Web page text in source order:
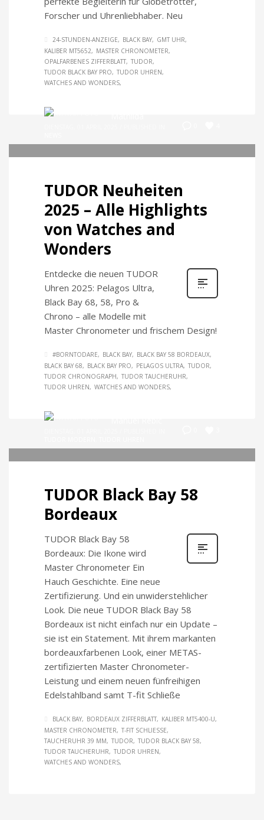
Forscher und Uhrenliebhaber. Neu
24-STUNDEN-ANZEIGE BLACK BAY
GMT UHR
KALIBER MT5652
MASTER CHRONOMETER
OPALFARBENES ZIFFERBLATT TUDOR
TUDOR BLACK BAY PRO
TUDOR UHREN
WATCHES AND WONDERS
TUDOR Neuheiten
2025 – Alle Highlights
von Watches and
Wonders
Entdecke die neuen TUDOR
Uhren 2025: Pelagos Ultra,
Black Bay 68, 58, Pro &
Chrono – alle Modelle mit
Master Chronometer und frischem Design!
#BORNTODARE BLACK BAY
BLACK BAY 58 BORDEAUX
BLACK BAY 68
BLACK BAY PRO PELAGOS ULTRA TUDOR
TUDOR CHRONOGRAPH
TUDOR TAUCHERUHR
TUDOR UHREN
WATCHES AND WONDERS
TUDOR Black Bay 58
Bordeaux
TUDOR Black Bay 58
Bordeaux: Die Ikone wird
Master Chronometer Ein
Hauch Geschichte. Eine neue
Zertifizierung. Und ein unwiderstehlicher
Look. Die neue TUDOR Black Bay 58
Bordeaux ist nicht einfach nur ein Update –
sie ist ein Statement. Mit ihrem markanten
bordeauxfarbenen Look, einer METAS-
zertifizierten Master Chronometer-
Leistung und einem neuen fünfreihigen
Edelstahlband samt T-fit Schließe
BLACK BAY BORDEAUX ZIFFERBLATT
KALIBER MT5400-U
MASTER CHRONOMETER
T-FIT SCHLIESSE
TAUCHERUHR 39 MM
TUDOR
TUDOR BLACK BAY 58
TUDOR TAUCHERUHR
TUDOR UHREN
WATCHES AND WONDERS